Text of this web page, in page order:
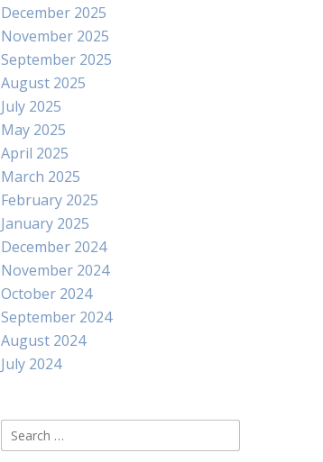
December 2025
November 2025
September 2025
August 2025
July 2025
May 2025
April 2025
March 2025
February 2025
January 2025
December 2024
November 2024
October 2024
September 2024
August 2024
July 2024
Search
for: